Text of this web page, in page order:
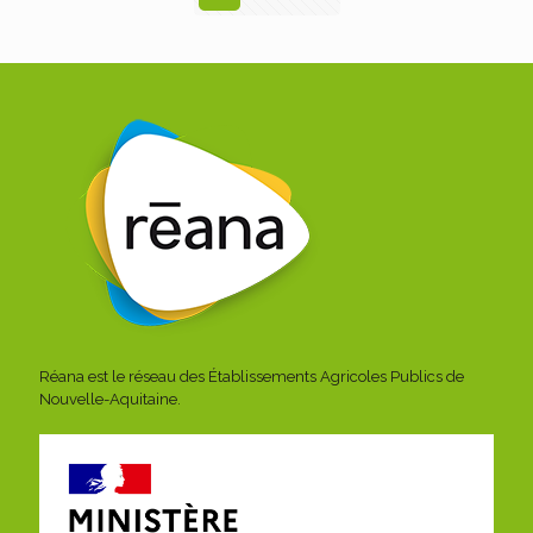
Réana est le réseau des Établissements Agricoles Publics de
Nouvelle-Aquitaine.